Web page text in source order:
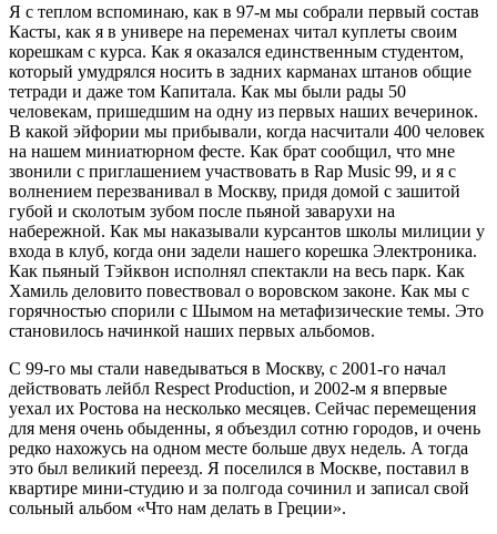
Я с теплом вспоминаю, как в 97-м мы собрали первый состав
Касты, как я в универе на переменах читал куплеты своим
корешкам с курса. Как я оказался единственным студентом,
который умудрялся носить в задних карманах штанов общие
тетради и даже том Капитала. Как мы были рады 50
человекам, пришедшим на одну из первых наших вечеринок.
В какой эйфории мы прибывали, когда насчитали 400 человек
на нашем миниатюрном фесте. Как брат сообщил, что мне
звонили с приглашением участвовать в Rap Music 99, и я с
волнением перезванивал в Москву, придя домой с зашитой
губой и сколотым зубом после пьяной заварухи на
набережной. Как мы наказывали курсантов школы милиции у
входа в клуб, когда они задели нашего корешка Электроника.
Как пьяный Тэйквон исполнял спектакли на весь парк. Как
Хамиль деловито повествовал о воровском законе. Как мы с
горячностью спорили с Шымом на метафизические темы. Это
становилось начинкой наших первых альбомов.
С 99-го мы стали наведываться в Москву, с 2001-го начал
действовать лейбл Respect Production, и 2002-м я впервые
уехал их Ростова на несколько месяцев. Сейчас перемещения
для меня очень обыденны, я объездил сотню городов, и очень
редко нахожусь на одном месте больше двух недель. А тогда
это был великий переезд. Я поселился в Москве, поставил в
квартире мини‑студию и за полгода сочинил и записал свой
сольный альбом «Что нам делать в Греции».